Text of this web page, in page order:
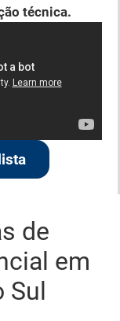
técnica.
de
em